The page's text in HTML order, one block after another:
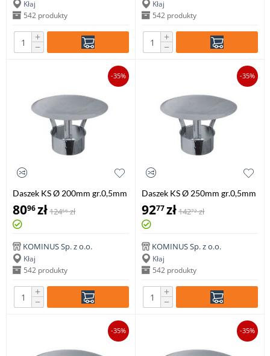
Kłaj
542 produkty
+
−
Kłaj
542 produkty
+
−
-35%
Daszek KS Ø 200mm gr.0,5mm
8096zł12456 zł
KOMINUS Sp. z o.o.
Kłaj
542 produkty
+
−
-35%
Daszek KS Ø 250mm gr.0,5mm
9277zł14272 zł
KOMINUS Sp. z o.o.
Kłaj
542 produkty
+
−
-35% -35%